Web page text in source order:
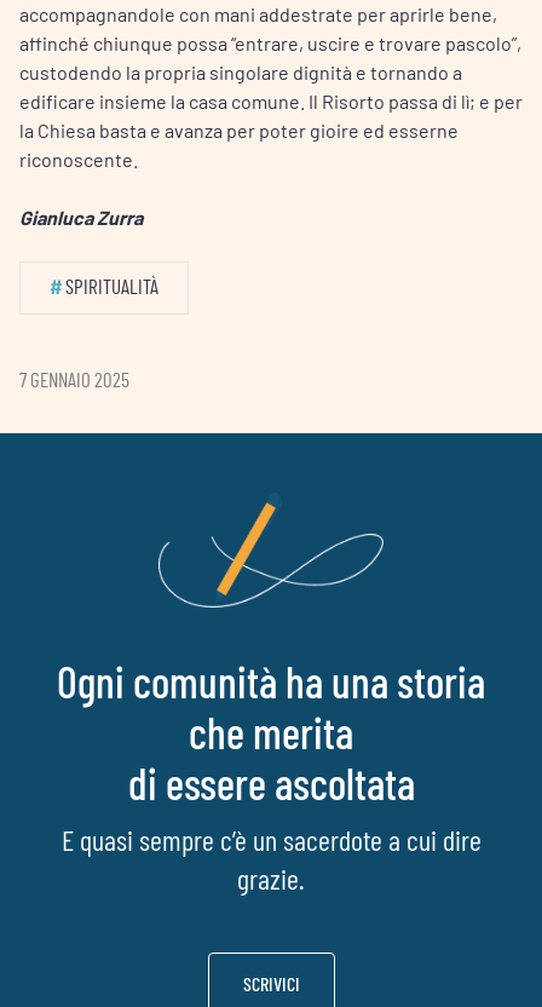
accompagnandole con mani addestrate per aprirle bene,
affinché chiunque possa “entrare, uscire e trovare pascolo”,
custodendo la propria singolare dignità e tornando a
edificare insieme la casa comune. Il Risorto passa di lì; e per
la Chiesa basta e avanza per poter gioire ed esserne
riconoscente.
Gianluca Zurra
#SPIRITUALITÀ
7 GENNAIO 2025
Ogni comunità ha una storia
che merita
di essere ascoltata
E quasi sempre c’è un sacerdote a cui dire
grazie.
SCRIVICI